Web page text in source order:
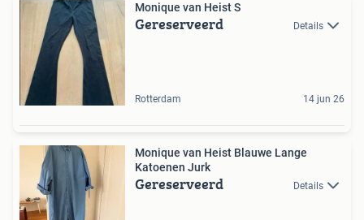
Monique van Heist S
Gereserveerd Details
Rotterdam 14 jun 26
Monique van Heist Blauwe Lange
Katoenen Jurk
Gereserveerd Details